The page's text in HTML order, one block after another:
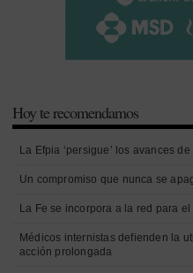
Hoy te recomendamos
La Efpia ‘persigue’ los avances
Un compromiso que nunca se
La Fe se incorpora a la red para
Médicos internistas defienden la
acción prolongada